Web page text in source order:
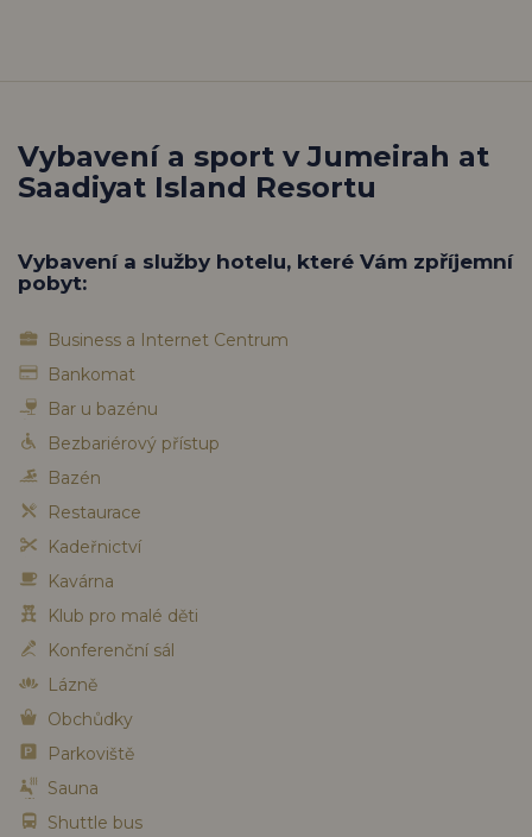
Vybavení a sport v Jumeirah at
Saadiyat Island Resortu
Vybavení a služby hotelu, které Vám zpříjemní
pobyt:
Business a Internet Centrum
Bankomat
Bar u bazénu
Bezbariérový přístup
Bazén
Restaurace
Kadeřnictví
Kavárna
Klub pro malé děti
Konferenční sál
Lázně
Obchůdky
Parkoviště
Sauna
Shuttle bus